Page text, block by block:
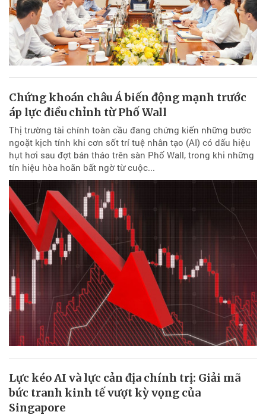
Chứng khoán châu Á biến động mạnh trước
áp lực điều chỉnh từ Phố Wall
Thị trường tài chính toàn cầu đang chứng kiến những bước
ngoặt kịch tính khi cơn sốt trí tuệ nhân tạo (AI) có dấu hiệu
hụt hơi sau đợt bán tháo trên sàn Phố Wall, trong khi những
tín hiệu hòa hoãn bất ngờ từ cuộc...
Lực kéo AI và lực cản địa chính trị: Giải mã
bức tranh kinh tế vượt kỳ vọng của
Singapore